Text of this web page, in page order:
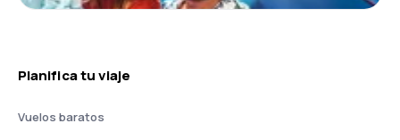
Planifica tu viaje
Vuelos baratos